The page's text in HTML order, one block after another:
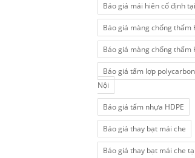
Báo giá mái hiên cố định
Báo giá màng chống thấm
Báo giá màng chống thấm
Báo giá tấm lợp
Nội
Báo giá tấm nhựa HDPE
Báo giá thay bạt mái che
Báo giá thay bạt mái che